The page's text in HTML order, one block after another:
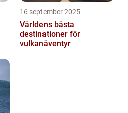
16 september 2025
Världens bästa
destinationer för
vulkanäventyr